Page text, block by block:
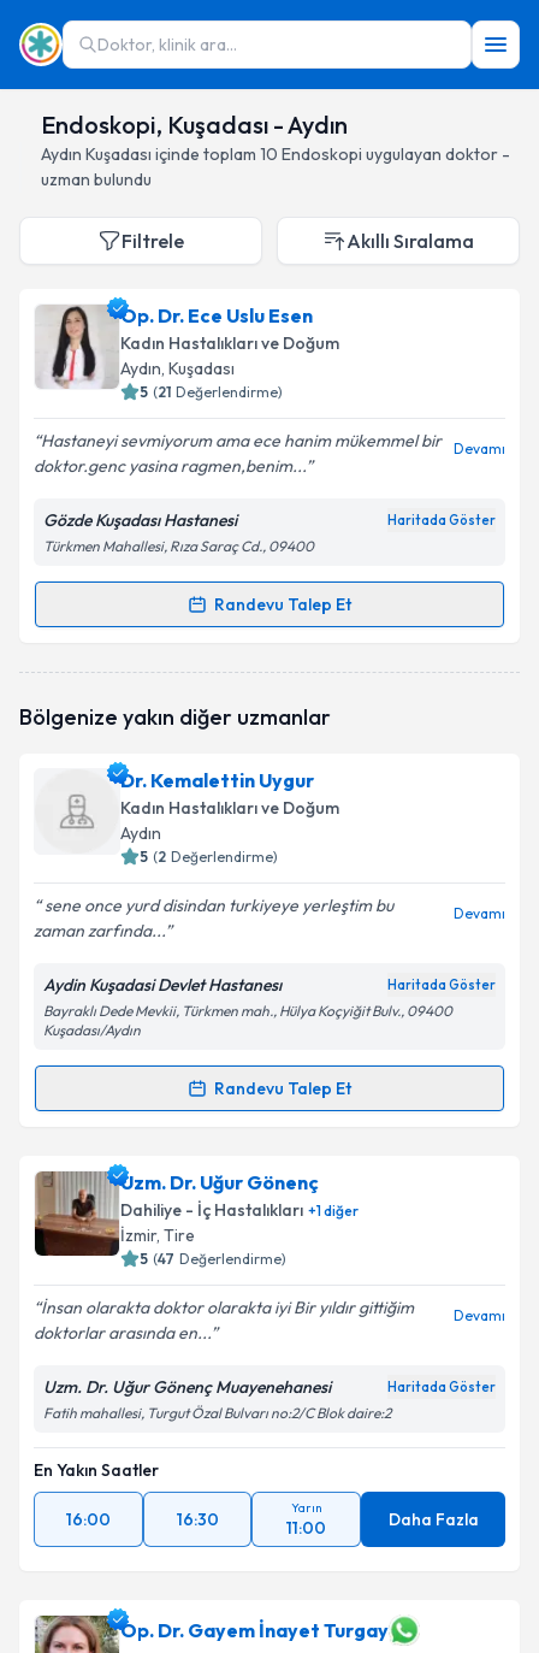
Doktor, klinik ara...
Endoskopi, Kuşadası - Aydın
Aydın Kuşadası içinde toplam 10 Endoskopi uygulayan doktor -
uzman bulundu
Filtrele Akıllı Sıralama
Op. Dr. Ece Uslu Esen
Kadın Hastalıkları ve Doğum
Aydın, Kuşadası
5 (21 Değerlendirme)
Hastaneyi sevmiyorum ama ece hanim mükemmel bir
doktor.genc yasina ragmen,benim...
Devamı
Gözde Kuşadası Hastanesi Haritada Göster
Türkmen Mahallesi, Rıza Saraç Cd., 09400
Randevu Talep Et
Randevu Takvimi Talebi
oluşturun. Size bu uzmandan randevu almanız için bir
E-posta Adresiniz
Kişisel verilerimin işlenmesine ilişkinAydınlatma
Metni'ni okudum ve kişisel verilerimin belirtilen
Bölgenize yakın diğer uzmanlar
Dr. Kemalettin Uygur
Kadın Hastalıkları ve Doğum
Aydın
5 (2 Değerlendirme)
sene once yurd disindan turkiyeye yerleştim bu
zaman zarfında...
Devamı
Aydin Kuşadasi Devlet Hastanesı Haritada Göster
Bayraklı Dede Mevkii, Türkmen mah., Hülya Koçyiğit Bulv., 09400
Kuşadası/Aydın
Randevu Talep Et
Randevu Takvimi Talebi
Dr. Kemalettin Uyguriçin randevu takvimi talebi
oluşturun. Size bu uzmandan randevu almanız için bir
takvim hazırlandığında e-posta ile bilgilendireceğiz.
Kişisel verilerimin işlenmesine ilişkin
Aydınlatma
Metni'ni okudum ve kişisel verilerimin belirtilen
kapsamda işlenmesini kabul ediyorum.
Takvim Talebini Gönder
Uzm. Dr. Uğur Gönenç
Dahiliye - İç Hastalıkları +1diğer
İzmir, Tire
5 (47 Değerlendirme)
İnsan olarakta doktor olarakta iyi Bir yıldır gittiğim
doktorlar arasında en...
Devamı
Uzm. Dr. Uğur Gönenç Muayenehanesi Haritada Göster
Fatih mahallesi, Turgut Özal Bulvarı no:2/C Blok daire:2
En Yakın Saatler
16:00 16:30
Yarın
11:00 Daha Fazla
Op. Dr. Gayem İnayet Turgay